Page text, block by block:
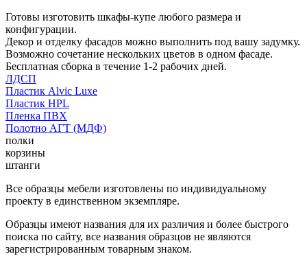
Готовы изготовить шкафы-купе любого размера и
конфигурации.
Декор и отделку фасадов можно выполнить под вашу задумку.
Возможно сочетание нескольких цветов в одном фасаде.
Бесплатная сборка в течение 1-2 рабочих дней.
ЛДСП
Пластик Alvic Luxe
Пластик HPL
Пленка ПВХ
Полотно АГТ (МДФ)
полки
корзины
штанги
Все образцы мебели изготовлены по индивидуальному
проекту в единственном экземпляре.
Образцы имеют названия для их различия и более быстрого
поиска по сайту, все названия образцов не являются
зарегистрированным товарным знаком.